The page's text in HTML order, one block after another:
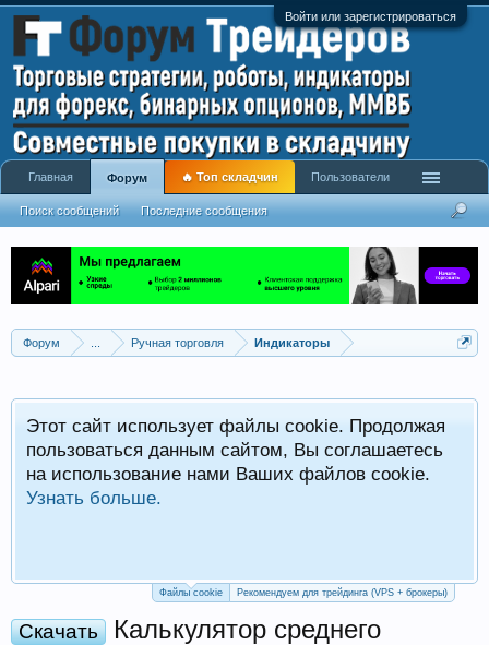
Войти или зарегистрироваться
Форум Ручная торговля Индикаторы
Этот сайт использует файлы cookie. Продолжая
пользоваться данным сайтом, Вы соглашаетесь
на использование нами Ваших файлов cookie.
Узнать больше.
Файлы cookie Рекомендуем для трейдинга (VPS + брокеры)
Скачать
Калькулятор среднего
Главная Форум
Поиск сообщений Последние сообщения
🔥 Топ складчин Пользователи